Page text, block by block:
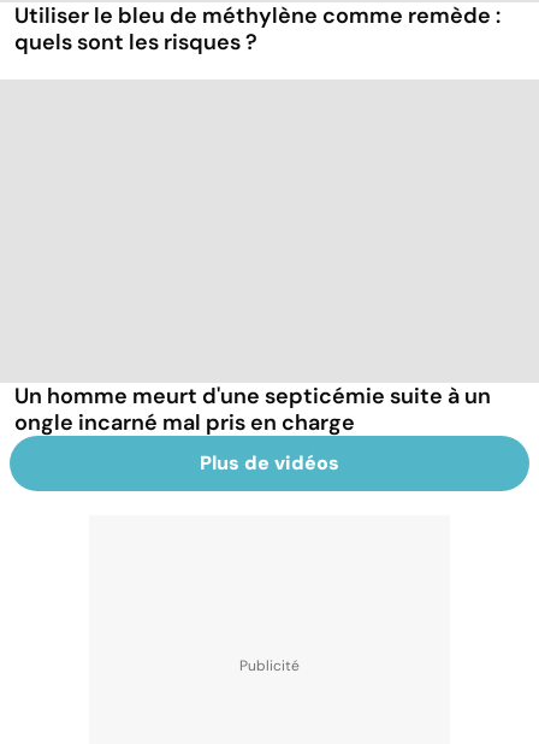
Utiliser le bleu de méthylène comme remède :
quels sont les risques ?
Un homme meurt d'une septicémie suite à un
ongle incarné mal pris en charge
Plus de vidéos